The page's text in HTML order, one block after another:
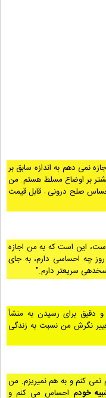
نمی دهم به اندازه سابق بر
بر اوضاع مسلط هستم. من
صلح درونی – قابل قیمت
این است که به من اجازه
روز چه احساسی دارم، به جای
سریعتر دارم."
دقیق برای رسیدن به منشأ
نگرش من نسبت به زندگی
نمی کنم و به هم نمیریزم. من
خودم احساس می کنم و